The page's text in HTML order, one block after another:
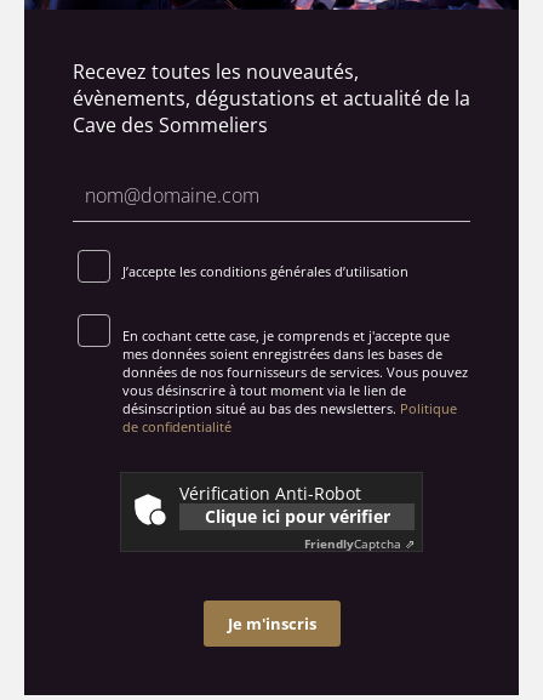
Recevez toutes les nouveautés,
évènements, dégustations et actualité de la
Cave des Sommeliers
J’accepte les conditions générales d’utilisation
En cochant cette case, je comprends et j'accepte que
mes données soient enregistrées dans les bases de
données de nos fournisseurs de services. Vous pouvez
vous désinscrire à tout moment via le lien de
désinscription situé au bas des newsletters. Politique
de confidentialité
Vérification Anti-Robot
Clique ici pour vérifier
FriendlyCaptcha ⇗
Je m'inscris